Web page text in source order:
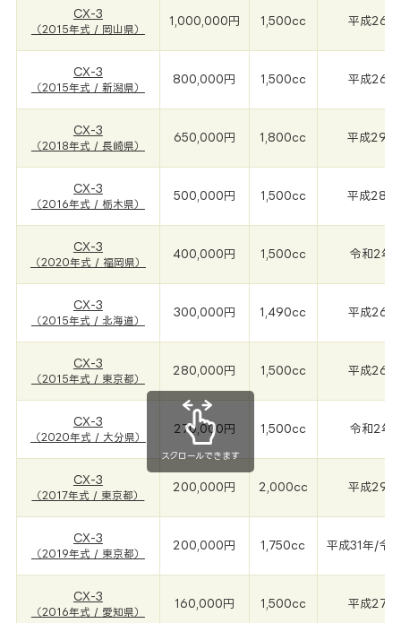
CX-3
（2015年式 / 岡山県）
1,000,000円 1,500cc 平成26
CX-3
（2015年式 / 新潟県）
800,000円 1,500cc 平成26
CX-3
（2018年式 / 長崎県）
650,000円 1,800cc 平成29
CX-3
（2016年式 / 栃木県）
500,000円 1,500cc 平成28
CX-3
（2020年式 / 福岡県）
400,000円 1,500cc 令和2年
CX-3
（2015年式 / 北海道）
300,000円 1,490cc 平成26
CX-3
（2015年式 / 東京都）
280,000円 1,500cc 平成26
CX-3
（2020年式 / 大分県）
270,000円 1,500cc 令和2年
CX-3
（2017年式 / 東京都）
200,000円 2,000cc 平成29
CX-3
（2019年式 / 東京都）
200,000円 1,750cc 平成31年/令
CX-3
（2016年式 / 愛知県）
160,000円 1,500cc 平成27
スクロールできます